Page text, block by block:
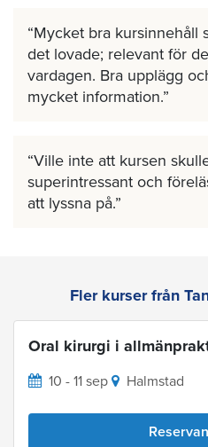
Mycket bra kursinnehåll
det lovade; relevant för
vardagen. Bra upplägg
mycket information.
Ville inte att kursen
superintressant och
att lyssna på.
Fler kurser från
Oral kirurgi i
10 - 11 sep Halmstad